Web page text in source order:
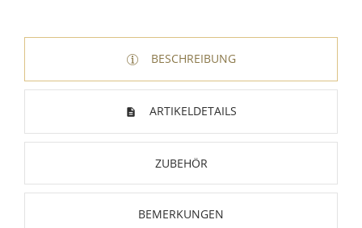
BESCHREIBUNG
ARTIKELDETAILS
ZUBEHÖR
BEMERKUNGEN